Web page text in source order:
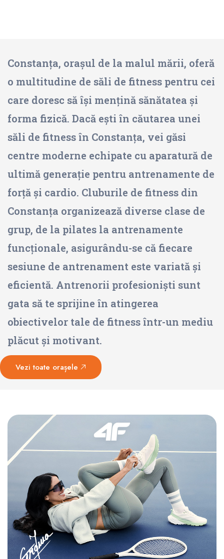
Constanța, orașul de la malul mării, oferă
o multitudine de săli de fitness pentru cei
care doresc să își mențină sănătatea și
forma fizică. Dacă ești în căutarea unei
săli de fitness în Constanța, vei găsi
centre moderne echipate cu aparatură de
ultimă generație pentru antrenamente de
forță și cardio. Cluburile de fitness din
Constanța organizează diverse clase de
grup, de la pilates la antrenamente
funcționale, asigurându-se că fiecare
sesiune de antrenament este variată și
eficientă. Antrenorii profesioniști sunt
gata să te sprijine în atingerea
obiectivelor tale de fitness într-un mediu
plăcut și motivant.
Vezi toate orașele